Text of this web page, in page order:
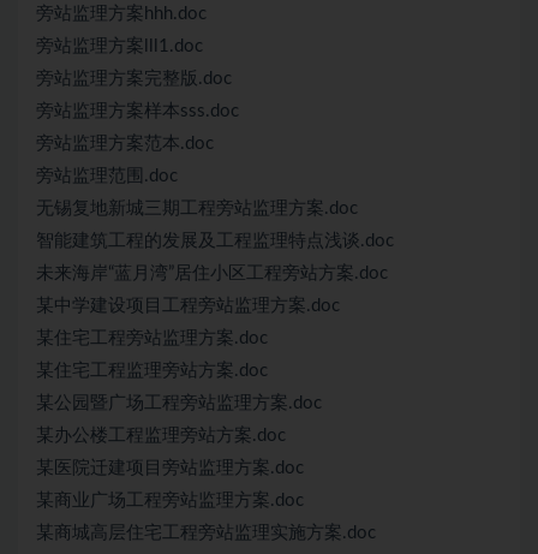
旁站监理方案hhh.doc
旁站监理方案lll1.doc
旁站监理方案完整版.doc
旁站监理方案样本sss.doc
旁站监理方案范本.doc
旁站监理范围.doc
无锡复地新城三期工程旁站监理方案.doc
智能建筑工程的发展及工程监理特点浅谈.doc
未来海岸“蓝月湾”居住小区工程旁站方案.doc
某中学建设项目工程旁站监理方案.doc
某住宅工程旁站监理方案.doc
某住宅工程监理旁站方案.doc
某公园暨广场工程旁站监理方案.doc
某办公楼工程监理旁站方案.doc
某医院迁建项目旁站监理方案.doc
某商业广场工程旁站监理方案.doc
某商城高层住宅工程旁站监理实施方案.doc